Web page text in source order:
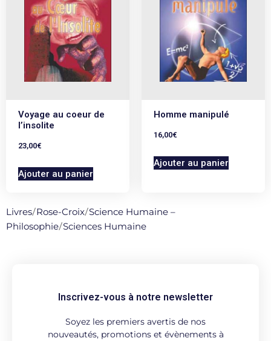
Voyage au coeur de
l’insolite
23,00€
Ajouter au panier
Homme manipulé
16,00€
Ajouter au panier
Livres/Rose-Croix/Science Humaine –
Philosophie/Sciences Humaine
Inscrivez-vous à notre newsletter
Soyez les premiers avertis de nos
nouveautés, promotions et évènements à